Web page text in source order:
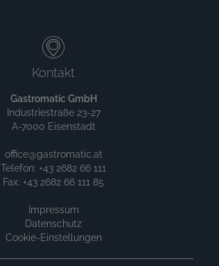
Kontakt
Gastromatic GmbH
Industriestraße 23-27
A-7000 Eisenstadt
office@gastromatic.at
Telefon: +43 2682 66 111
Fax: +43 2682 66 111 85
Impressum
Datenschutz
Cookie-Einstellungen